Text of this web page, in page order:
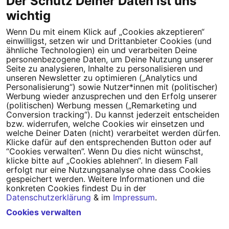
Tipps für deine Petition
Darum WeAct
Partnerprogramm
Erfolgreiche Petitionen
FAQs
Nutzungsbedingungen
Datenschutz
Impressum
Cookie-Einstellungen
Powered byCampact
wichtig
Wenn Du mit einem Klick auf „Cookies akzeptieren“
einwilligst, setzen wir und Drittanbieter Cookies (und
ähnliche Technologien) ein und verarbeiten Deine
personenbezogene Daten, um Deine Nutzung unserer
Seite zu analysieren, Inhalte zu personalisieren und
unseren Newsletter zu optimieren („Analytics und
Personalisierung“) sowie Nutzer*innen mit (politischer)
Werbung wieder anzusprechen und den Erfolg unserer
(politischen) Werbung messen („Remarketing und
Conversion tracking“). Du kannst jederzeit entscheiden
bzw. widerrufen, welche Cookies wir einsetzen und
welche Deiner Daten (nicht) verarbeitet werden dürfen.
Klicke dafür auf den entsprechenden Button oder auf
“Cookies verwalten”. Wenn Du dies nicht wünschst,
klicke bitte auf „Cookies ablehnen“. In diesem Fall
erfolgt nur eine Nutzungsanalyse ohne dass Cookies
gespeichert werden. Weitere Informationen und die
konkreten Cookies findest Du in der
Datenschutzerklärung & im Impressum.
Cookies verwalten